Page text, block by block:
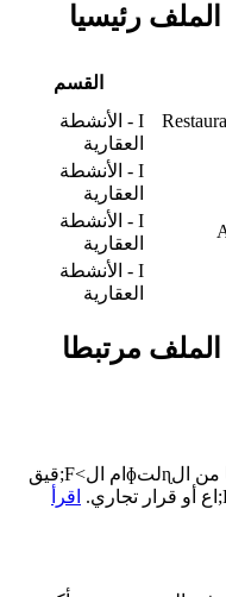
الملف رئيسيا
القسم
I - الأنشطة
العقارية
I - الأنشطة
العقارية
I - الأنشطة
العقارية
I - الأنشطة
العقارية
الملف مرتبطا
مرجع معلوماتي لسنة 2026: تحقق دائما من الɳلتɸام ال>F;قيق
اقرأ